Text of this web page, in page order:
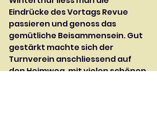
Eindrücke des Vortags Revue
passieren und genoss das
gemütliche Beisammensein. Gut
gestärkt machte sich der
Turnverein anschliessend auf
den Heimweg, mit vielen schönen